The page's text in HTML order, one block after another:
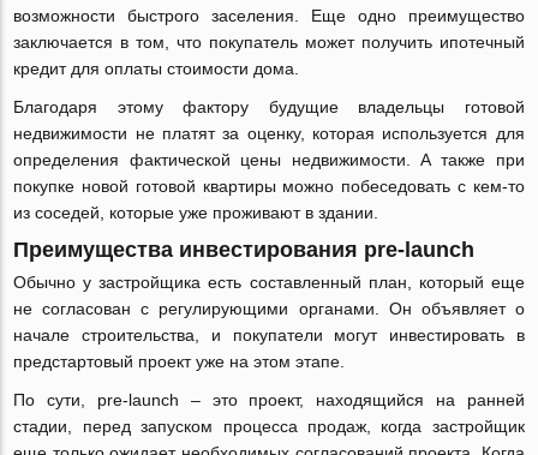
возможности быстрого заселения. Еще одно преимущество
заключается в том, что покупатель может получить ипотечный
кредит для оплаты стоимости дома.
Благодаря этому фактору будущие владельцы готовой
недвижимости не платят за оценку, которая используется для
определения фактической цены недвижимости. А также при
покупке новой готовой квартиры можно побеседовать с кем-то
из соседей, которые уже проживают в здании.
Преимущества инвестирования pre-launch
Обычно у застройщика есть составленный план, который еще
не согласован с регулирующими органами. Он объявляет о
начале строительства, и покупатели могут инвестировать в
предстартовый проект уже на этом этапе.
По сути, pre-launch ‒ это проект, находящийся на ранней
стадии, перед запуском процесса продаж, когда застройщик